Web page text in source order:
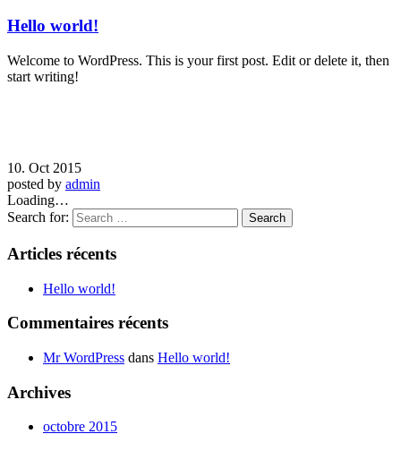
Hello world!
Welcome to WordPress. This is your first post. Edit or delete it, then
start writing!
10. Oct 2015
posted by admin
Loading…
Search for:
Articles récents
Hello world!
Commentaires récents
Mr WordPress dans Hello world!
Archives
octobre 2015